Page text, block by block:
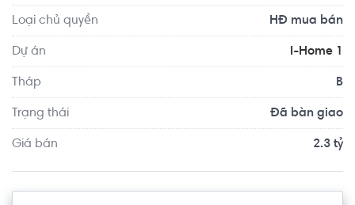
Loại chủ quyền HĐ mua bán
Dự án I-Home 1
Tháp B
Trạng thái Đã bàn giao
Giá bán 2.3 tỷ